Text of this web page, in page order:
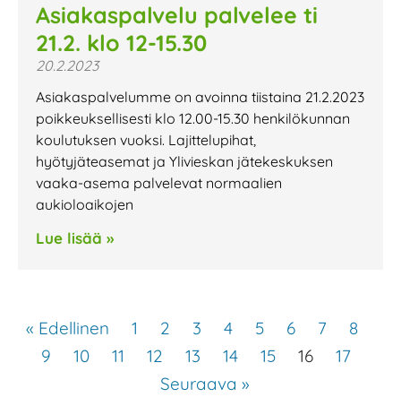
Asiakaspalvelu palvelee ti
21.2. klo 12-15.30
20.2.2023
Asiakaspalvelumme on avoinna tiistaina 21.2.2023
poikkeuksellisesti klo 12.00-15.30 henkilökunnan
koulutuksen vuoksi. Lajittelupihat,
hyötyjäteasemat ja Ylivieskan jätekeskuksen
vaaka-asema palvelevat normaalien
aukioloaikojen
Lue lisää »
« Edellinen 1 2 3 4 5 6 7
8
9
10 11 12 13 14 15 16
17
Seuraava »